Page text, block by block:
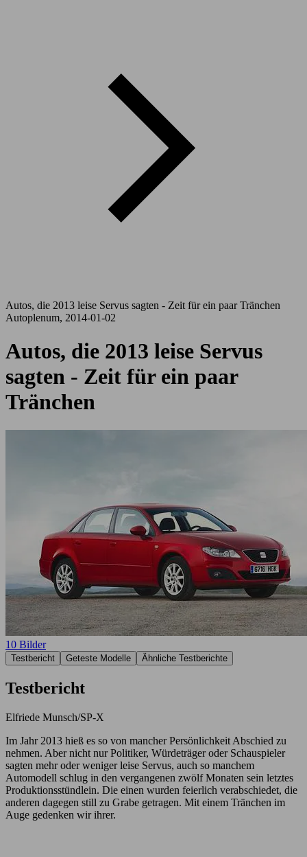
Autos, die 2013 leise Servus sagten - Zeit für ein paar Tränchen
Autoplenum, 2014-01-02
Autos, die 2013 leise Servus
sagten - Zeit für ein paar
Tränchen
10 Bilder
Testbericht Geteste Modelle Ähnliche Testberichte
Testbericht
Elfriede Munsch/SP-X
Im Jahr 2013 hieß es so von mancher Persönlichkeit Abschied zu
nehmen. Aber nicht nur Politiker, Würdeträger oder Schauspieler
sagten mehr oder weniger leise Servus, auch so manchem
Automodell schlug in den vergangenen zwölf Monaten sein letztes
Produktionsstündlein. Die einen wurden feierlich verabschiedet, die
anderen dagegen still zu Grabe getragen. Mit einem Tränchen im
Auge gedenken wir ihrer.